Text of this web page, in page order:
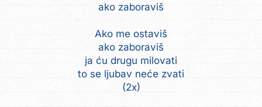
ako zaboraviš
Ako me ostaviš
ako zaboraviš
ja ću drugu milovati
to se ljubav neće zvati
(2x)